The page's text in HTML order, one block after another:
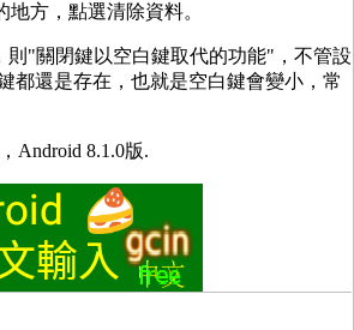
方，點選清除資料。
"關閉鍵以空白鍵取代的功能"，不管設
都還是存在，也就是空白鍵會變小，常
Android 8.1.0版.